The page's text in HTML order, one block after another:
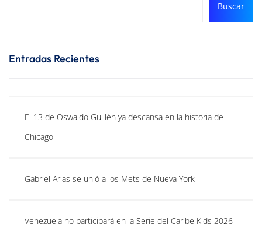
Buscar
Entradas Recientes
El 13 de Oswaldo Guillén ya descansa en la historia de
Chicago
Gabriel Arias se unió a los Mets de Nueva York
Venezuela no participará en la Serie del Caribe Kids 2026